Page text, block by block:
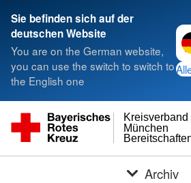
Sie befinden sich auf der
deutschen Website
You are on the German website,
you can use the switch to switch to
the English one
München
Kreisverband
Archiv